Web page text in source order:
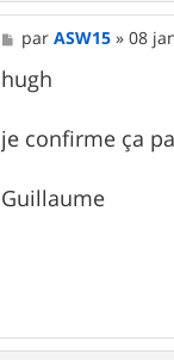
M
e
s
s
g
e
parASW15 »08
hugh
je confirme ça
Guillaume